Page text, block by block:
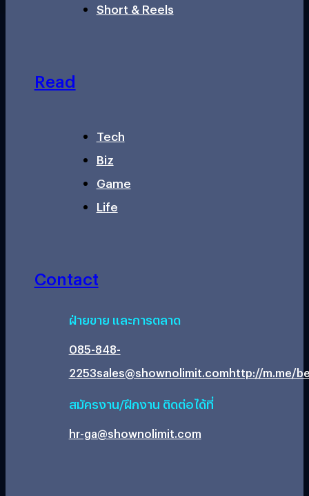
Short & Reels
Read
Tech
Biz
Game
Life
Contact
ฝ่ายขาย และการตลาด
085-848-
2253sales@shownolimit.comhttp://m.me/
สมัครงาน/ฝึกงาน ติดต่อได้ที่
hr-ga@shownolimit.com